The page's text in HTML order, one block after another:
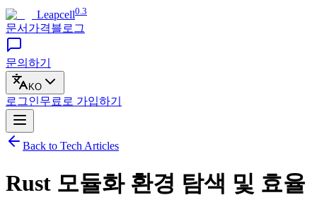
Leapcell0.3
문서 가격블로그
문의하기
KO
로그인무료로 가입하기
Back to Tech Articles
Rust 모듈화 환경 탐색 및 효율